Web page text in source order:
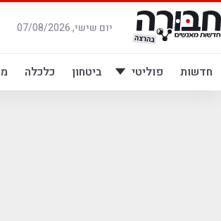
דלג
לתוכן
יום שישי, 07/08/2026
חדשות פוליטי ביטחון כלכלה